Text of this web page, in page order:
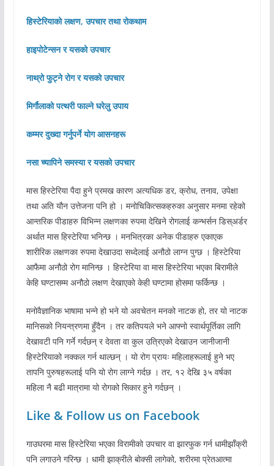
हिस्टेरियाको लक्षण, उपचार तथा रोकथाम
हाइपोटेन्सन र यसको उपचार
नाथ्रो फुट्ने रोग र यसको उपचार
मिर्गौलाको पत्थरी फाल्ने घरेलु उपाय
कम्मर दुख्दा गर्नुपर्ने योग आसनहरू
नसा च्यापिने समस्या र यसको उपचार
मास हिस्टेरिया पैदा हुने प्रमख कारण अत्यधिक डर, क्रोध, तनाव, उपेक्षा
तथा अति यौन उत्तेजना पनि हो । मनोचिकित्सकहरुका अनुसार मनमा रहेको
आन्तरिक पीडाहरु विभिन्न लक्षणका रुपमा देखिने रोगलाई कन्भर्सन डिस्अर्डर
अर्थात मास हिस्टेरिया भनिन्छ । मनभित्रका अनेक पीडाहरु एकाएक
शारीरिक लक्षणका रुपमा देखाउदा सध्देलाई अनौठो लाग्न पुग्छ । हिस्टेरिया
आफैमा अनौठो रोग मानिन्छ । हिस्टेरिया वा मास हिस्टेरिया भएका बिरामीले
केहि घण्टासम्म अनौठो लक्षण देखाएको केही घण्टामा होसमा फर्किन्छ ।
मनोवैज्ञानिक भाषामा भन्ने हो भने यो अवचेतन मनको नाटक हो, तर यो नाटक
मानिसको नियन्त्रणमा हुँदैन । तर कतिपयले भने आफ्नो स्वार्थपूर्तिका लागि
देखावटी पनि गर्ने गर्दछन् र देवता वा कुल उत्रिएको देखाउन जानीजानी
हिस्टेरियाको नक्कल गर्न थाल्छन् । यो रोग प्रायः महिलाहरूलाई हुने भए
तापनि पुरुषहरूलाई पनि यो रोग लाग्ने गर्दछ । तर, १२ देखि ३५ वर्षका
महिला नै बढी मात्रामा यो रोगको सिकार हुने गर्दछन् ।
Like & Follow us on Facebook
गाउघरमा मास हिस्टेरिया भएका विरामीको उपचार वा झारफुक गर्न धामीझाँक्री
पनि लगाउने गरिन्छ । धामी झाक्रीले बोक्सी लागेको, शरीरमा प्रेतआत्मा